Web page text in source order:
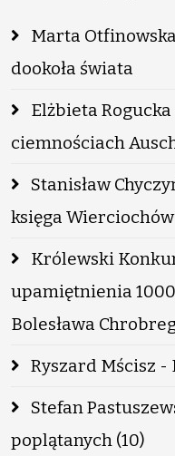
Marta
dookoła świata
Elżbieta
ciemnościach
Stanisław
księga Wierciochów
Królewski
upamiętnienia
Bolesława
Ryszard Mścisz
Stefan
poplątanych (10)